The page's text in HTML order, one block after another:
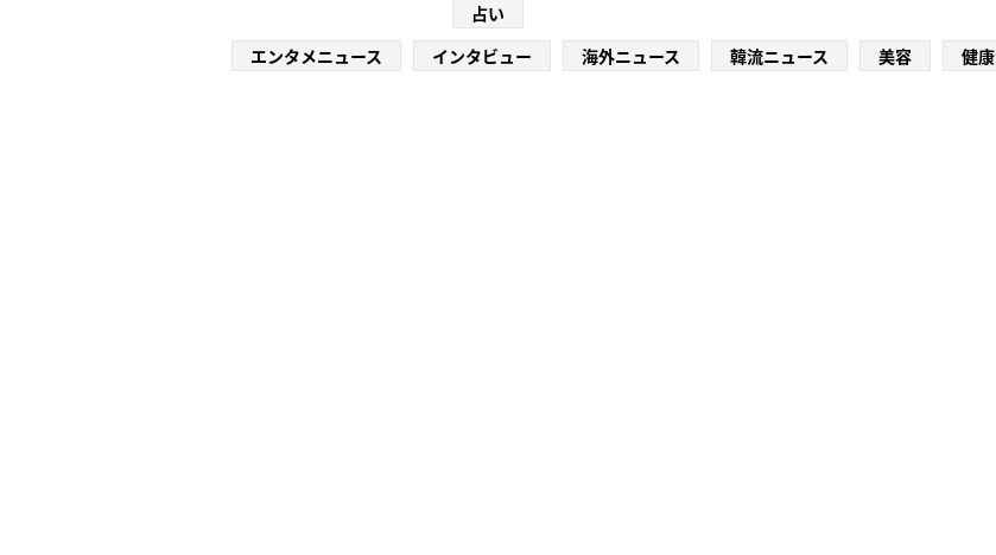
占い
エンタメニュース
インタビュー 海外ニュース 韓流ニュース 美容 健康